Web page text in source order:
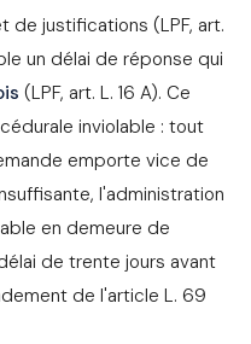
de justifications (LPF, art.
un délai de réponse qui
(LPF, art. L. 16 A). Ce
inviolable : tout
emporte vice de
l'administration
en demeure de
de trente jours avant
de l'article L. 69